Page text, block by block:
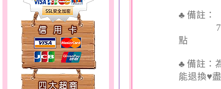
分享愛～金銀鋼套鍊
♣ 備註：
7個工
點
♣ 備註：
能退換♥